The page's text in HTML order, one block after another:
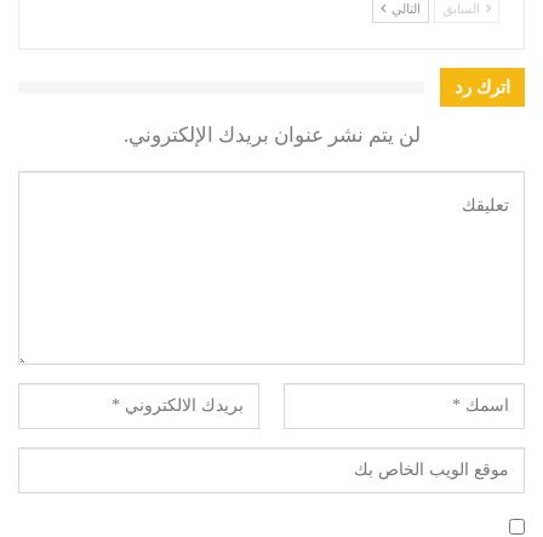
السابق التالي
اترك رد
لن يتم نشر عنوان بريدك الإلكتروني.